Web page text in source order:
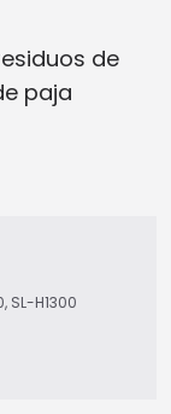
de
paja
SL-H1300